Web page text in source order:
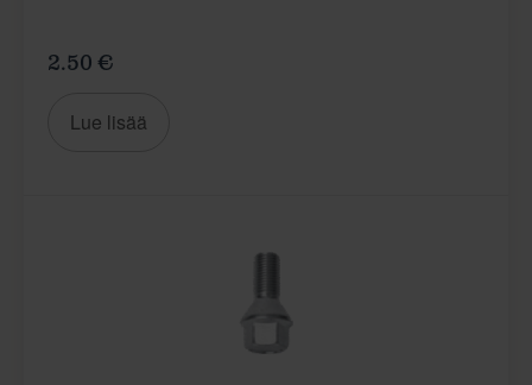
2.50 €
Lue lisää